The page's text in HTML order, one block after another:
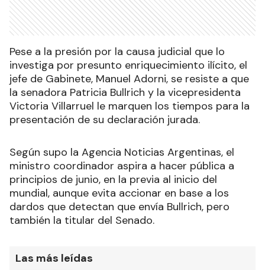
Pese a la presión por la causa judicial que lo
investiga por presunto enriquecimiento ilícito, el
jefe de Gabinete, Manuel Adorni, se resiste a que
la senadora Patricia Bullrich y la vicepresidenta
Victoria Villarruel le marquen los tiempos para la
presentación de su declaración jurada.
Según supo la Agencia Noticias Argentinas, el
ministro coordinador aspira a hacer pública a
principios de junio, en la previa al inicio del
mundial, aunque evita accionar en base a los
dardos que detectan que envía Bullrich, pero
también la titular del Senado.
Las más leídas